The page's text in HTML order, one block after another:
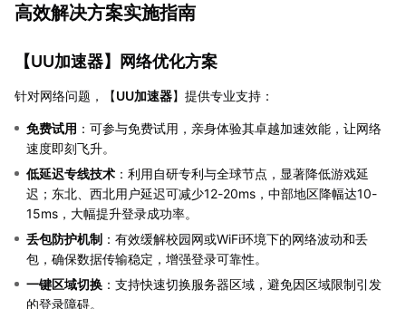
高效解决方案实施指南
【UU加速器】网络优化方案
针对网络问题，【UU加速器】提供专业支持：
免费试用 ：可参与免费试用，亲身体验其卓越加速效能，让网络
速度即刻飞升。
低延迟专线技术 ：利用自研专利与全球节点，显著降低游戏延
迟；东北、西北用户延迟可减少12-20ms，中部地区降幅达10-
15ms，大幅提升登录成功率。
丢包防护机制 ：有效缓解校园网或WiFi环境下的网络波动和丢
包，确保数据传输稳定，增强登录可靠性。
一键区域切换 ：支持快速切换服务器区域，避免因区域限制引发
的登录障碍。